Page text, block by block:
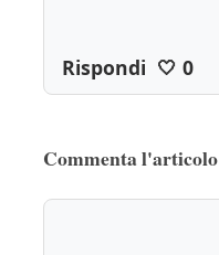
Rispondi 🤍 0
Commenta